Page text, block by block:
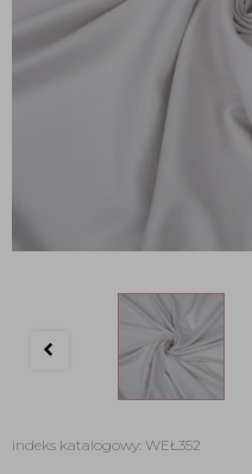
indeks katalogowy: WEŁ352